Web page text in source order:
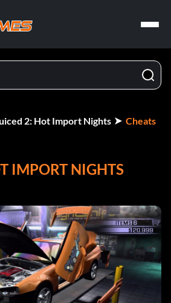
2: Hot Import Nights Cheats
IMPORT NIGHTS